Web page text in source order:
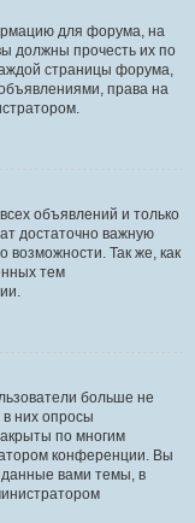
для форума, на
должны прочесть их по
страницы форума,
права на
объявлений и только
достаточно важную
Так же, как
тем
больше не
них опросы
по многим
конференции. Вы
вами темы, в